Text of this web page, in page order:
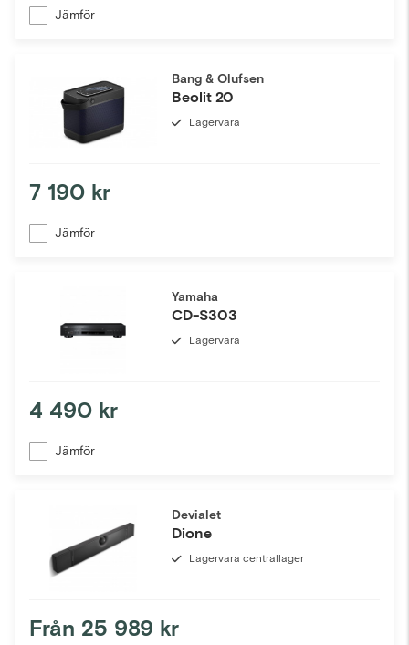
Jämför
Bang & Olufsen
Beolit 20
Lagervara
7 190 kr
Jämför
Yamaha
CD-S303
Lagervara
4 490 kr
Jämför
Devialet
Dione
Lagervara centrallager
Från 25 989 kr